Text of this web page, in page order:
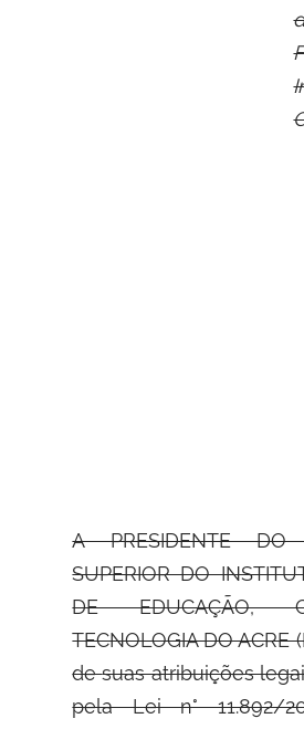
A PRESIDENTE DO
SUPERIOR DO
DE EDUCAÇÃO,
TECNOLOGIA DO ACRE
desuas atribuições
pela Lei n° 11.892/